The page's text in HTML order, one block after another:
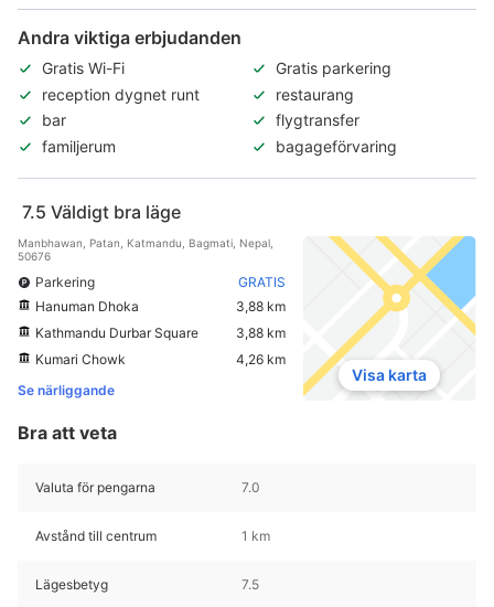
Andra viktiga erbjudanden
Gratis Wi-Fi
Gratis parkering
reception dygnet runt
restaurang
bar
flygtransfer
familjerum
bagageförvaring
7.5 Väldigt bra läge
Manbhawan, Patan, Katmandu, Bagmati, Nepal,
50676
Parkering
GRATIS
Hanuman Dhoka
3,88 km
Kathmandu Durbar Square
3,88 km
Kumari Chowk
4,26 km
Se närliggande
Visa karta
Bra att veta
Valuta för pengarna 7.0
Avstånd till centrum 1 km
Lägesbetyg 7.5